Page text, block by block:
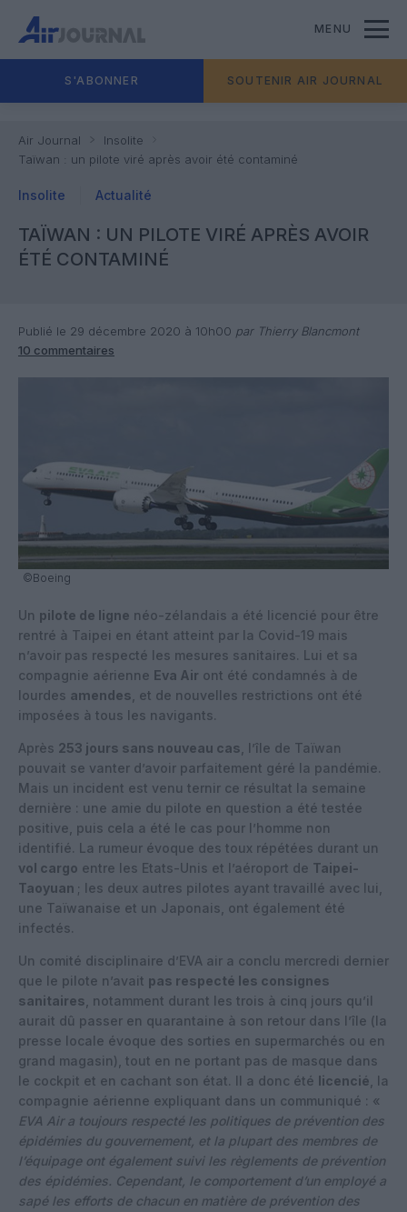
MENU
S'ABONNER SOUTENIR AIR JOURNAL
Air Journal
Insolite
Taïwan : un pilote viré après avoir été contaminé
Insolite Actualité
TAÏWAN : UN PILOTE VIRÉ APRÈS AVOIR
ÉTÉ CONTAMINÉ
Publié le 29 décembre 2020 à 10h00 par Thierry Blancmont
10 commentaires
©Boeing
Un pilote de ligne néo-zélandais a été licencié pour être
rentré à Taipei en étant atteint par la Covid-19 mais
n’avoir pas respecté les mesures sanitaires. Lui et sa
compagnie aérienne Eva Air ont été condamnés à de
lourdes amendes , et de nouvelles restrictions ont été
imposées à tous les navigants.
Après 253 jours sans nouveau cas , l’île de Taïwan
pouvait se vanter d’avoir parfaitement géré la pandémie.
Mais un incident est venu ternir ce résultat la semaine
dernière : une amie du pilote en question a été testée
positive, puis cela a été le cas pour l’homme non
identifié. La rumeur évoque des toux répétées durant un
vol cargo entre les Etats-Unis et l’aéroport de Taipei-
Taoyuan ; les deux autres pilotes ayant travaillé avec lui,
une Taïwanaise et un Japonais, ont également été
infectés.
Un comité disciplinaire d’EVA air a conclu mercredi dernier
que le pilote n’avait pas respecté les consignes
sanitaires , notamment durant les trois à cinq jours qu’il
aurait dû passer en quarantaine à son retour dans l’île (la
presse locale évoque des sorties en supermarchés ou en
grand magasin), tout en ne portant pas de masque dans
le cockpit et en cachant son état. Il a donc été licencié , la
compagnie aérienne expliquant dans un communiqué : «
EVA Air a toujours respecté les politiques de prévention des
épidémies du gouvernement, et la plupart des membres de
l’équipage ont également suivi les règlements de prévention
des épidémies. Cependant, le comportement d’un employé a
sapé les efforts de chacun en matière de prévention des